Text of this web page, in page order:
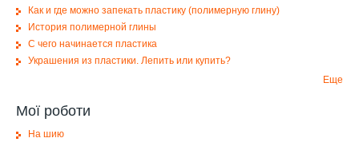
Как и где можно запекать пластику (полимерную глину)
История полимерной глины
С чего начинается пластика
Украшения из пластики. Лепить или купить?
Еще
Мої роботи
На шию